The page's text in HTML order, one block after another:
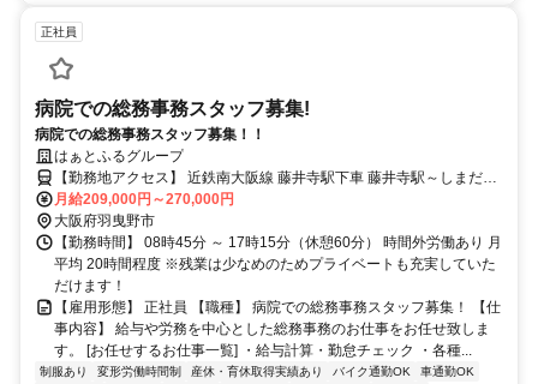
正社員
病院での総務事務スタッフ募集!
病院での総務事務スタッフ募集！！
はぁとふるグループ
【勤務地アクセス】 近鉄南大阪線 藤井寺駅下車 藤井寺駅～しまだ病
院間、無料送迎バス約１０分 （詳細） http://www.heartful-
health.or.jp/shimadahp/access 〇車通勤可です☆ 近鉄南大阪線「古
市駅」より車で約20分 近鉄南大阪線「富田林駅」より車で約30分 大
阪メトロ御堂筋線「新金岡駅」より車で約20分 大阪メトロ御堂筋線
「北花田駅」より車で約30分 大阪メトロ御堂筋線「中百舌鳥駅」よ
り車で約30分
月給209,000円～270,000円
大阪府羽曳野市
【勤務時間】 08時45分 ～ 17時15分（休憩60分） 時間外労働あり 月
平均 20時間程度 ※残業は少なめのためプライベートも充実していた
だけます！
【雇用形態】 正社員 【職種】 病院での総務事務スタッフ募集！ 【仕
事内容】 給与や労務を中心とした総務事務のお仕事をお任せ致しま
す。 [お任せするお仕事一覧] ・給与計算・勤怠チェック ・各種...
制服あり 変形労働時間制 産休・育休取得実績あり バイク通勤OK
車通勤OK